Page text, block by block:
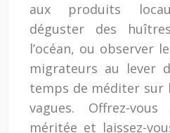
aux produits
déguster des
l’océan, ou observer
migrateurs au lever
temps de méditer sur
vagues. Offrez-
méritée et laissez-